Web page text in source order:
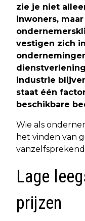
zie je niet
inwoners,
vestigen zich
industrie
staat één
beschikbare
Wie als
het vinden van
Lage
prijzen